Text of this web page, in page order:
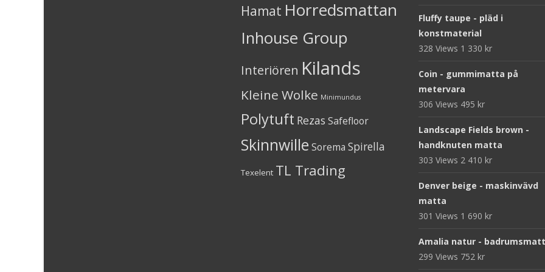
Hamat Horredsmattan
Inhouse Group
Interiören Kilands
Kleine Wolke Minimundus
Polytuft Rezas Safefloor
Skinnwille Sorema Spirella
Texelent TL Trading
Fluffy taupe - pläd i
konstmaterial
328 Views 1 330 kr
Coin - gummimatta på
metervara
306 Views 495 kr
Landscape Fields brown -
handknuten matta
303 Views 2 410 kr
Denver beige - maskinvävd
matta
301 Views 1 690 kr
Amalia natur -
299 Views 752 kr